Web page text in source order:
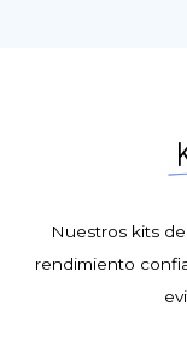
Nuestros kits
rendimiento